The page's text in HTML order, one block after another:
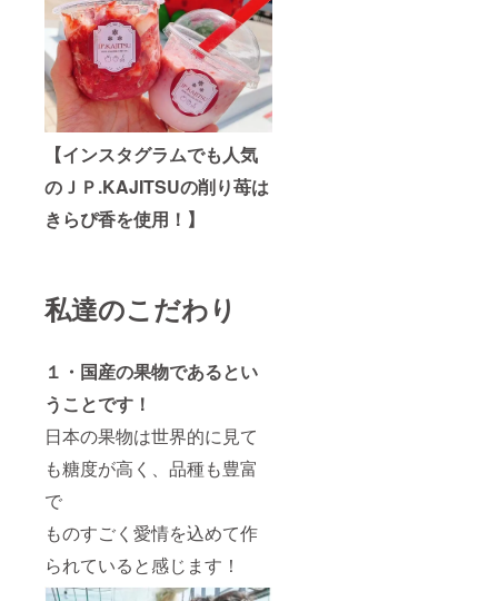
【インスタグラムでも人気
のＪＰ.KAJITSUの削り苺は
きらぴ香を使用！】
私達のこだわり
１・国産の果物であるとい
うことです！
日本の果物は世界的に見て
も糖度が高く、品種も豊富
で
ものすごく愛情を込めて作
られていると感じます！